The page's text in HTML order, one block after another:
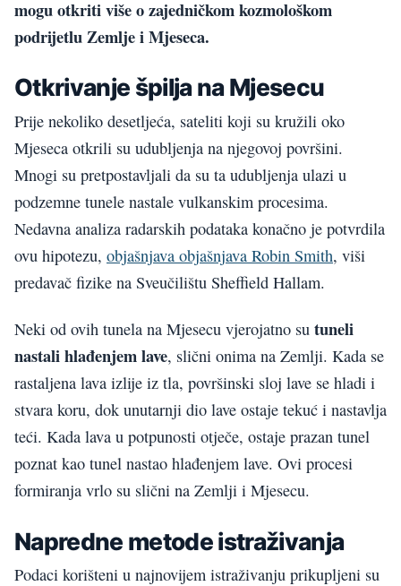
mogu otkriti više o zajedničkom kozmološkom
podrijetlu Zemlje i Mjeseca.
Otkrivanje špilja na Mjesecu
Prije nekoliko desetljeća, sateliti koji su kružili oko
Mjeseca otkrili su udubljenja na njegovoj površini.
Mnogi su pretpostavljali da su ta udubljenja ulazi u
podzemne tunele nastale vulkanskim procesima.
Nedavna analiza radarskih podataka konačno je potvrdila
ovu hipotezu, objašnjava objašnjava Robin Smith, viši
predavač fizike na Sveučilištu Sheffield Hallam.
Neki od ovih tunela na Mjesecu vjerojatno su tuneli
nastali hlađenjem lave, slični onima na Zemlji. Kada se
rastaljena lava izlije iz tla, površinski sloj lave se hladi i
stvara koru, dok unutarnji dio lave ostaje tekuć i nastavlja
teći. Kada lava u potpunosti otječe, ostaje prazan tunel
poznat kao tunel nastao hlađenjem lave. Ovi procesi
formiranja vrlo su slični na Zemlji i Mjesecu.
Napredne metode istraživanja
Podaci korišteni u najnovijem istraživanju prikupljeni su